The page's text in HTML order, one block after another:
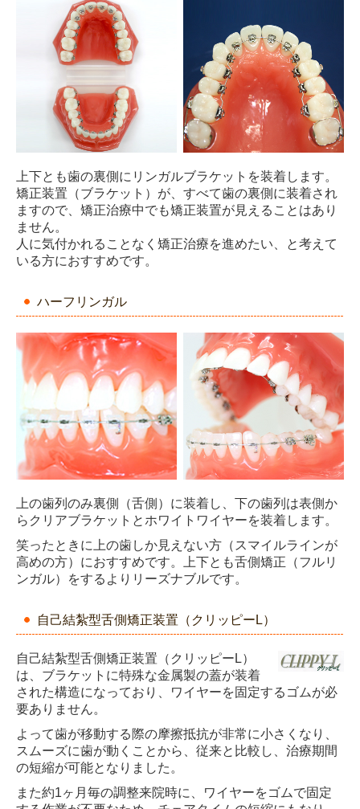
上下とも歯の裏側にリンガルブラケットを装着します。
矯正装置（ブラケット）が、すべて歯の裏側に装着され
ますので、矯正治療中でも矯正装置が見えることはあり
ません。
人に気付かれることなく矯正治療を進めたい、と考えて
いる方におすすめです。
ハーフリンガル
上の歯列のみ裏側（舌側）に装着し、下の歯列は表側か
らクリアブラケットとホワイトワイヤーを装着します。
笑ったときに上の歯しか見えない方（スマイルラインが
高めの方）におすすめです。上下とも舌側矯正（フルリ
ンガル）をするよりリーズナブルです。
自己結紮型舌側矯正装置（クリッピーL）
自己結紮型舌側矯正装置（クリッピーL）
は、ブラケットに特殊な金属製の蓋が装着
された構造になっており、ワイヤーを固定するゴムが必
要ありません。
よって歯が移動する際の摩擦抵抗が非常に小さくなり、
スムーズに歯が動くことから、従来と比較し、治療期間
の短縮が可能となりました。
また約1ヶ月毎の調整来院時に、ワイヤーをゴムで固定